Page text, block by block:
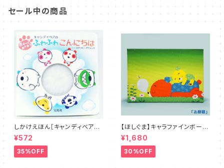
セール中の商品
しかけえほん［キャンディベアの
ふわふわ こんにちわ］
¥572
35%OFF
【ほしぐま】キャラファインボード
４種
¥1,680
30%OFF